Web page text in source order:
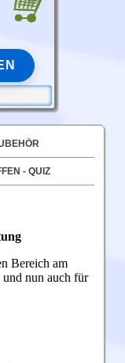
- QUIZ
Bereich am
und nun auch für